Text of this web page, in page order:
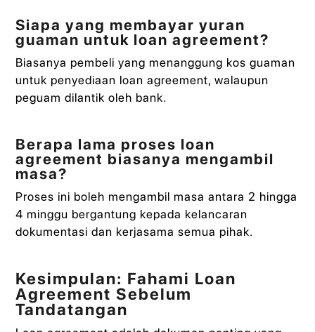
Siapa yang membayar yuran
guaman untuk loan agreement?
Biasanya pembeli yang menanggung kos guaman
untuk penyediaan loan agreement, walaupun
peguam dilantik oleh bank.
Berapa lama proses loan
agreement biasanya mengambil
masa?
Proses ini boleh mengambil masa antara 2 hingga
4 minggu bergantung kepada kelancaran
dokumentasi dan kerjasama semua pihak.
Kesimpulan: Fahami Loan
Agreement Sebelum
Tandatangan